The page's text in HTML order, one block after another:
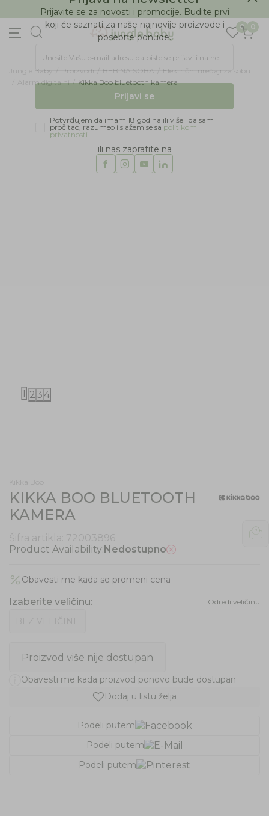
BESPLATNA ISPORUKA Paketa preko 4.000 RSD
0 0
Jungle Baby Proizvodi BEBINA SOBA
Električni uređaji za sobu
Alarm digitalni
Kikka Boo bluetooth kamera
1 2 34
Kikka Boo
KIKKA BOO BLUETOOTH
KAMERA
Šifra artikla: 72003896
Product Availability:Nedostupno
Obavesti me kada se promeni cena
Izaberite veličinu: Odredi veličinu
Proizvod više nije dostupan
Obavesti me kada proizvod ponovo bude dostupan
Dodaj u listu želja
Podeli putem
Podeli putem
Podeli putem
Prijava na newsletter
Prijavite se za novosti i promocije. Budite prvi
koji će saznati za naše najnovije proizvode i
posebne ponude.
Prijavi se
Potvrđujem da imam 18 godina ili više i da sam
pročitao, razumeo i slažem se sapolitikom
ili nas zapratite na